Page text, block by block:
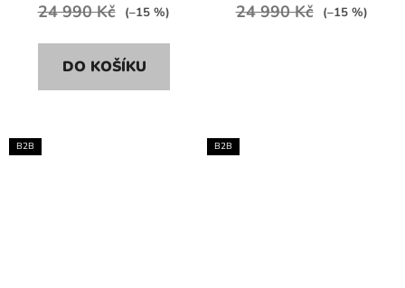
24 990 Kč (–15 %)
DO KOŠÍKU
24 990 Kč (–15 %)
B2B B2B